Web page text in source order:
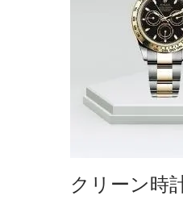
クリーン時